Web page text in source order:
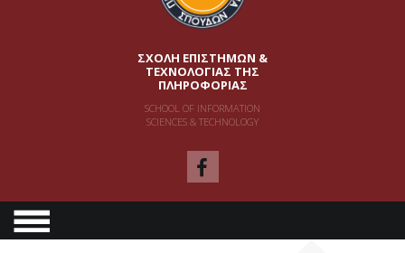
ΣΧΟΛΗ ΕΠΙΣΤΗΜΩΝ &
ΤΕΧΝΟΛΟΓΙΑΣ ΤΗΣ
ΠΛΗΡΟΦΟΡΙΑΣ
SCHOOL OF INFORMATION
SCIENCES & TECHNOLOGY